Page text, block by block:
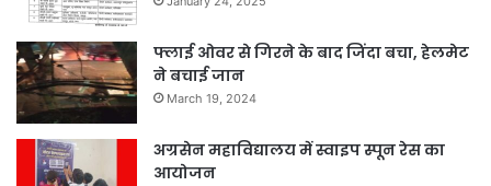
फ्लाई ओवर से गिरने के बाद जिंदा बचा, हेलमेट
ने बचाई जान
March 19, 2024
अग्रसेन महाविद्यालय में स्वाइप स्पून रेस का
आयोजन